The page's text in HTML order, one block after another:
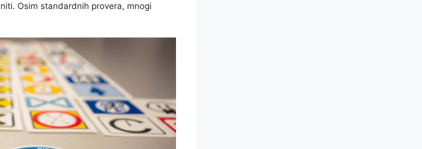
Osim standardnih provera, mnogi